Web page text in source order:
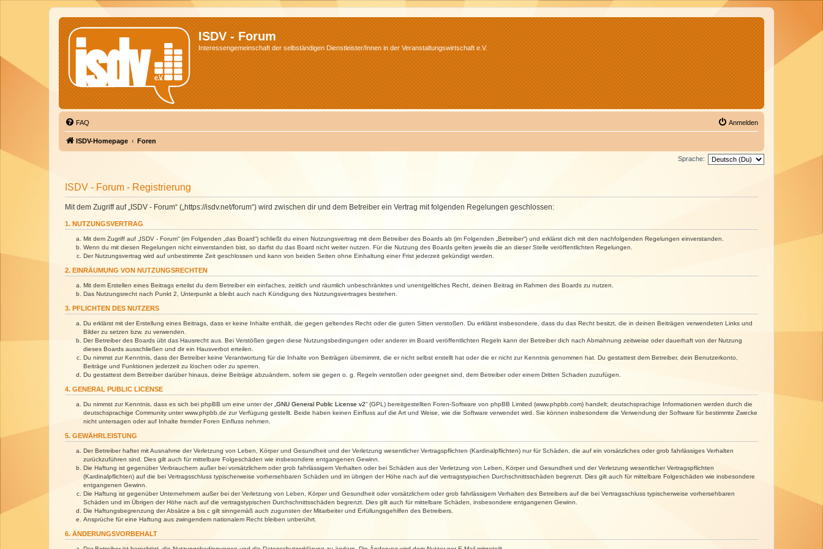
ISDV - Forum
Interessengemeinschaft der selbständigen Dienstleister/Innen in der Veranstaltungswirtschaft e.V.
FAQ Anmelden
ISDV-Homepage Foren
Sprache:
ISDV - Forum - Registrierung
Mit dem Zugriff auf „ISDV - Forum“ („https://isdv.net/forum“) wird zwischen dir und dem Betreiber ein Vertrag mit folgenden Regelungen geschlossen:
1. NUTZUNGSVERTRAG
Mit dem Zugriff auf „ISDV - Forum“ (im Folgenden „das Board“) schließt du einen Nutzungsvertrag mit dem Betreiber des Boards ab (im Folgenden „Betreiber“) und erklärst dich mit den nachfolgenden Regelungen einverstanden.
Wenn du mit diesen Regelungen nicht einverstanden bist, so darfst du das Board nicht weiter nutzen. Für die Nutzung des Boards gelten jeweils die an dieser Stelle veröffentlichten Regelungen.
Der Nutzungsvertrag wird auf unbestimmte Zeit geschlossen und kann von beiden Seiten ohne Einhaltung einer Frist jederzeit gekündigt werden.
2. EINRÄUMUNG VON NUTZUNGSRECHTEN
Mit dem Erstellen eines Beitrags erteilst du dem Betreiber ein einfaches, zeitlich und räumlich unbeschränktes und unentgeltliches Recht, deinen Beitrag im Rahmen des Boards zu nutzen.
Das Nutzungsrecht nach Punkt 2, Unterpunkt a bleibt auch nach Kündigung des Nutzungsvertrages bestehen.
3. PFLICHTEN DES NUTZERS
Du erklärst mit der Erstellung eines Beitrags, dass er keine Inhalte enthält, die gegen geltendes Recht oder die guten Sitten verstoßen. Du erklärst insbesondere, dass du das Recht besitzt, die in deinen Beiträgen verwendeten Links und
Bilder zu setzen bzw. zu verwenden.
Der Betreiber des Boards übt das Hausrecht aus. Bei Verstößen gegen diese Nutzungsbedingungen oder anderer im Board veröffentlichten Regeln kann der Betreiber dich nach Abmahnung zeitweise oder dauerhaft von der Nutzung
dieses Boards ausschließen und dir ein Hausverbot erteilen.
Du nimmst zur Kenntnis, dass der Betreiber keine Verantwortung für die Inhalte von Beiträgen übernimmt, die er nicht selbst erstellt hat oder die er nicht zur Kenntnis genommen hat. Du gestattest dem Betreiber, dein Benutzerkonto,
Beiträge und Funktionen jederzeit zu löschen oder zu sperren.
Du gestattest dem Betreiber darüber hinaus, deine Beiträge abzuändern, sofern sie gegen o. g. Regeln verstoßen oder geeignet sind, dem Betreiber oder einem Dritten Schaden zuzufügen.
4. GENERAL PUBLIC LICENSE
Du nimmst zur Kenntnis, dass es sich bei phpBB um eine unter der „ GNU General Public License v2“ (GPL) bereitgestellten Foren-Software von phpBB Limited (www.phpbb.com) handelt; deutschsprachige Informationen werden durch die
deutschsprachige Community unter www.phpbb.de zur Verfügung gestellt. Beide haben keinen Einfluss auf die Art und Weise, wie die Software verwendet wird. Sie können insbesondere die Verwendung der Software für bestimmte Zwecke
nicht untersagen oder auf Inhalte fremder Foren Einfluss nehmen.
5. GEWÄHRLEISTUNG
Der Betreiber haftet mit Ausnahme der Verletzung von Leben, Körper und Gesundheit und der Verletzung wesentlicher Vertragspflichten (Kardinalpflichten) nur für Schäden, die auf ein vorsätzliches oder grob fahrlässiges Verhalten
zurückzuführen sind. Dies gilt auch für mittelbare Folgeschäden wie insbesondere entgangenen Gewinn.
Die Haftung ist gegenüber Verbrauchern außer bei vorsätzlichem oder grob fahrlässigem Verhalten oder bei Schäden aus der Verletzung von Leben, Körper und Gesundheit und der Verletzung wesentlicher Vertragspflichten
(Kardinalpflichten) auf die bei Vertragsschluss typischerweise vorhersehbaren Schäden und im übrigen der Höhe nach auf die vertragstypischen Durchschnittsschäden begrenzt. Dies gilt auch für mittelbare Folgeschäden wie insbesondere
entgangenen Gewinn.
Die Haftung ist gegenüber Unternehmern außer bei der Verletzung von Leben, Körper und Gesundheit oder vorsätzlichem oder grob fahrlässigem Verhalten des Betreibers auf die bei Vertragsschluss typischerweise vorhersehbaren
Schäden und im Übrigen der Höhe nach auf die vertragstypischen Durchschnittsschäden begrenzt. Dies gilt auch für mittelbare Schäden, insbesondere entgangenen Gewinn.
Die Haftungsbegrenzung der Absätze a bis c gilt sinngemäß auch zugunsten der Mitarbeiter und Erfüllungsgehilfen des Betreibers.
Ansprüche für eine Haftung aus zwingendem nationalem Recht bleiben unberührt.
6. ÄNDERUNGSVORBEHALT